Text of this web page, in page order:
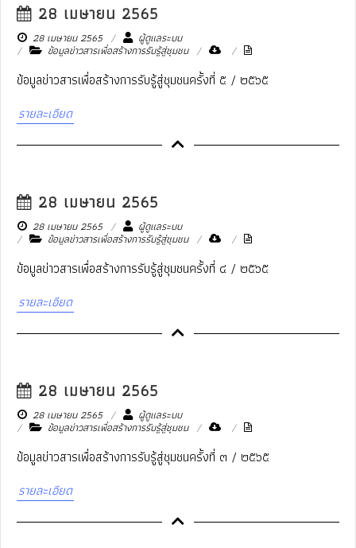
28 เมษายน 2565
28 เมษายน 2565 ผู้ดูแลระบบ
ข้อมูลข่าวสารเพื่อสร้างการรับรู้สู่ชุมชน
ข้อมูลข่าวสารเพื่อสร้างการรับรู้สู่ชุมชนครั้งที่ ๕ / ๒๕๖๕
รายละเอียด
28 เมษายน 2565
28 เมษายน 2565 ผู้ดูแลระบบ
ข้อมูลข่าวสารเพื่อสร้างการรับรู้สู่ชุมชน
ข้อมูลข่าวสารเพื่อสร้างการรับรู้สู่ชุมชนครั้งที่ ๔ / ๒๕๖๕
รายละเอียด
28 เมษายน 2565
28 เมษายน 2565 ผู้ดูแลระบบ
ข้อมูลข่าวสารเพื่อสร้างการรับรู้สู่ชุมชน
ข้อมูลข่าวสารเพื่อสร้างการรับรู้สู่ชุมชนครั้งที่ ๓ / ๒๕๖๕
รายละเอียด